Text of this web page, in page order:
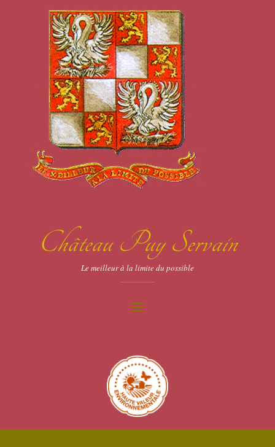
Château Puy Servain
Le meilleur à la limite du possible